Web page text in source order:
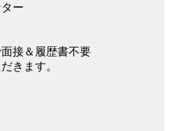
ー
接＆履歴書不要
きます。